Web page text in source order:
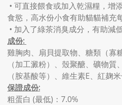
• 可直接餵食或加入乾濕糧，增
食慾，高水份小食有助貓貓補充
• 加入了綠茶消臭成分，有助減
成份:
雞胸肉、扇貝提取物、糖類（寡
（加工澱粉）、殼聚醣、礦物
（胺基酸等）、維生素E、紅麹
保證成份:
粗蛋白 (最低)：7.0%